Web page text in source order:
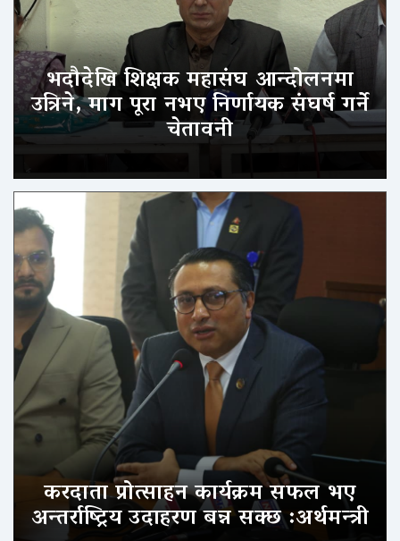
भदौदेखि शिक्षक महासंघ आन्दोलनमा
उत्रिने, माग पूरा नभए निर्णायक संघर्ष गर्ने
चेतावनी
करदाता प्रोत्साहन कार्यक्रम सफल भए
अन्तर्राष्ट्रिय उदाहरण बन्न सक्छ :अर्थमन्त्री